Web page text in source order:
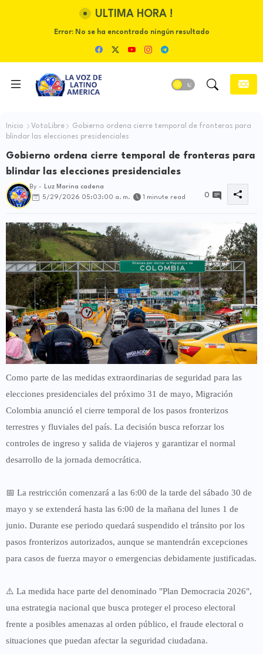
ULTIMA HORA !
Error:No se ha encontrado ningún resultado
Inicio VotoLibre
Gobierno ordena cierre temporal de fronteras para
blindar las elecciones presidenciales
Gobierno ordena cierre temporal de fronteras para
blindar las elecciones presidenciales
By -
Luz Marina cadena
5/29/2026 05:03:00 a. m.
1 minute read 0
Como parte de las medidas extraordinarias de seguridad para las
elecciones presidenciales del próximo 31 de mayo, Migración
Colombia anunció el cierre temporal de los pasos fronterizos
terrestres y fluviales del país. La decisión busca reforzar los
controles de ingreso y salida de viajeros y garantizar el normal
desarrollo de la jornada democrática.
📅 La restricción comenzará a las 6:00 de la tarde del sábado 30 de
mayo y se extenderá hasta las 6:00 de la mañana del lunes 1 de
junio. Durante ese periodo quedará suspendido el tránsito por los
pasos fronterizos autorizados, aunque se mantendrán excepciones
para casos de fuerza mayor o emergencias debidamente justificadas.
⚠️ La medida hace parte del denominado "Plan Democracia 2026",
una estrategia nacional que busca proteger el proceso electoral
frente a posibles amenazas al orden público, el fraude electoral o
situaciones que puedan afectar la seguridad ciudadana.